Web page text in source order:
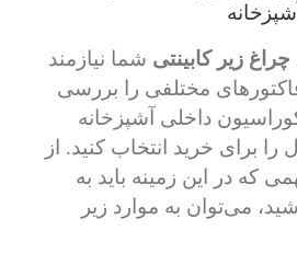
چراغ زیر کابینتی شما نیازمند
مختلفی را بررسی
داخلی آشپزخانه
برای خرید انتخاب کنید. از
که در این زمینه باید به
می‌توان به موارد زیر